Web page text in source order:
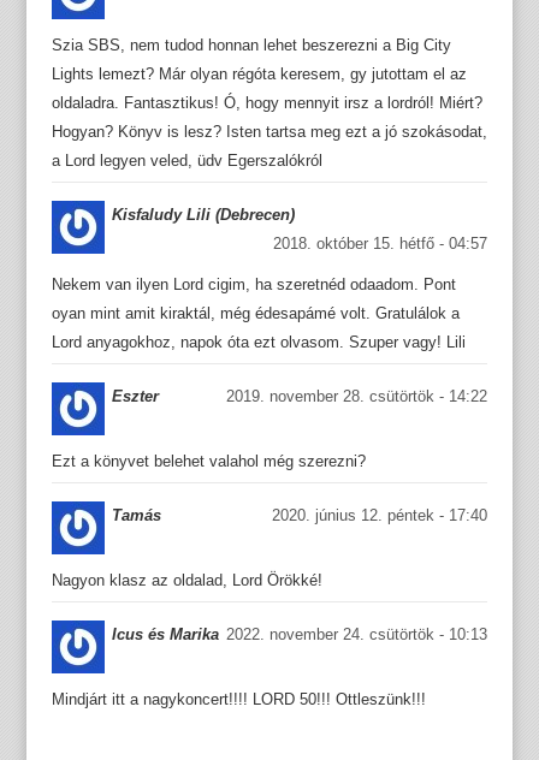
Szia SBS, nem tudod honnan lehet beszerezni a Big City
Lights lemezt? Már olyan régóta keresem, gy jutottam el az
oldaladra. Fantasztikus! Ó, hogy mennyit irsz a lordról! Miért?
Hogyan? Könyv is lesz? Isten tartsa meg ezt a jó szokásodat,
a Lord legyen veled, üdv Egerszalókról
Kisfaludy Lili (Debrecen)
2018. október 15. hétfő - 04:57
Nekem van ilyen Lord cigim, ha szeretnéd odaadom. Pont
oyan mint amit kiraktál, még édesapámé volt. Gratulálok a
Lord anyagokhoz, napok óta ezt olvasom. Szuper vagy! Lili
Eszter 2019. november 28. csütörtök - 14:22
Ezt a könyvet belehet valahol még szerezni?
Tamás 2020. június 12. péntek - 17:40
Nagyon klasz az oldalad, Lord Örökké!
Icus és Marika 2022. november 24. csütörtök - 10:13
Mindjárt itt a nagykoncert!!!! LORD 50!!! Ottleszünk!!!